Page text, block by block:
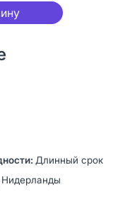
Длинный срок